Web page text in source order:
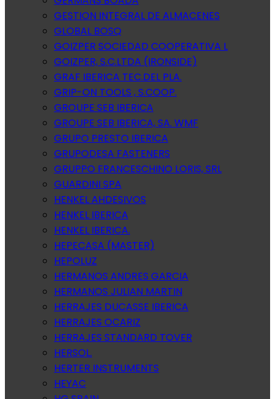
GESTION INTEGRAL DE ALMACENES
GLOBAL BOSQ
GOIZPER SOCIEDAD COOPERATIVA L
GOIZPER, S.C.LTDA (IRONSIDE)
GRAF IBERICA TEC.DEL PLA.
GRIP-ON TOOLS , S.COOP.
GROUPE SEB IBERICA
GROUPE SEB IBERICA, SA. WMF
GRUPO PRESTO IBERICA
GRUPODESA FASTENERS
GRUPPO FRANCESCHINO LORIS, SRL
GUARDINI SPA
HENKEL AHDESIVOS
HENKEL IBERICA
HENKEL IBERICA.
HEPECASA (MASTER)
HEPOLUZ
HERMANOS ANDRES GARCIA
HERMANOS JULIAN MARTIN
HERRAJES DUCASSE IBERICA
HERRAJES OCARIZ
HERRAJES STANDARD TOVER
HERSOL.
HERTER INSTRUMENTS
HEYAC